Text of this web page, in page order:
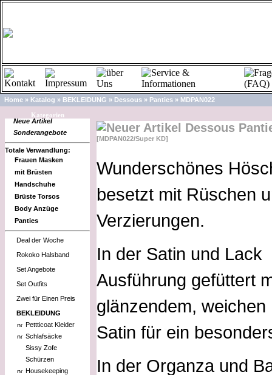
Home » Katalog » BEKLEIDUNG » Dessous » Panties » MDPAN022
Kategorien
Neue Artikel
Sonderangebote
Totale Verwandlung:
Frauen Masken
mit Brüsten
Handschuhe
Brüste Torsos
Body Anzüge
Panties
Deal der Woche
Rokoko Halsband
Set Angebote
Set Outfits
Zwei für Einen Preis
BEKLEIDUNG
Pettticoat Kleider
Schlafsäcke
Sissy Zofe
Schürzen
Housekeeping
Dessous
[MDPAN022/Super KD]
Wunderschönes
besetzt mit Rüschen
Verzierungen.
In der Satin und Lack
Ausführung gefüttert
glänzendem, weichen
Satin für ein
In der Organza und